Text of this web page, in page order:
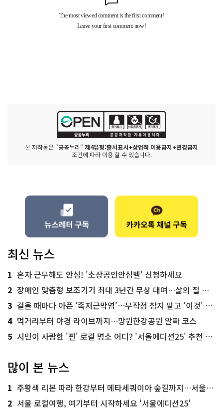
본 저작물은 "공공누리" 제4유형:출처표시+상업적 이용금지+변경금지
조건에 따라 이용 할 수 있습니다.
최신 뉴스
1 혼자 근무해도 안심! '소상공인안심벨' 신청하세요
2 장애인 맞춤형 보조기기 최대 3년간 무상 대여…삶의 질 높인다
3 걸을 때마다 아픈 '족저근막염'…무작정 참지 말고 '이것' 해보세요!
4 먹거리부터 야경 라이브까지…망원한강공원 알짜 코스
5 시민이 사랑한 '찐' 로컬 명소 어디? '서울에디션25' 추천 코스
많이 본 뉴스
1 주황색 리본 따라 한강부터 메타세쿼이아 숲길까지…서울둘레길 15코스
2 서울 로컬여행, 여기부터 시작하세요 '서울에디션25'